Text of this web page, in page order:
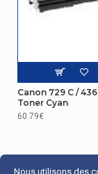
Canon 729 C /
Toner Cyan
60.79€
Nous utilisons des